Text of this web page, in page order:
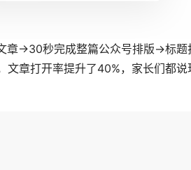
章→30秒完成整篇公众号排版→标题
文章打开率提升了40%，家长们都说